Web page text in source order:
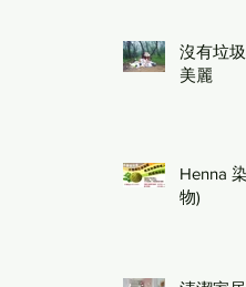
沒有垃
美麗
Henna
物)